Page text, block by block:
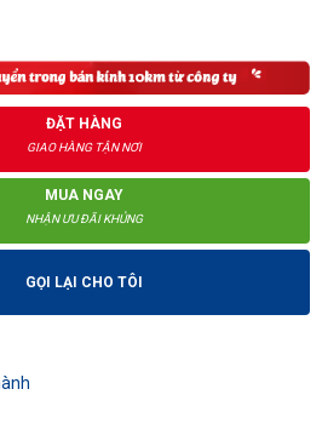
ĐẶT HÀNG
GIAO HÀNG TẬN NƠI
MUA NGAY
NHẬN ƯU ĐÃI KHỦNG
GỌI LẠI CHO TÔI